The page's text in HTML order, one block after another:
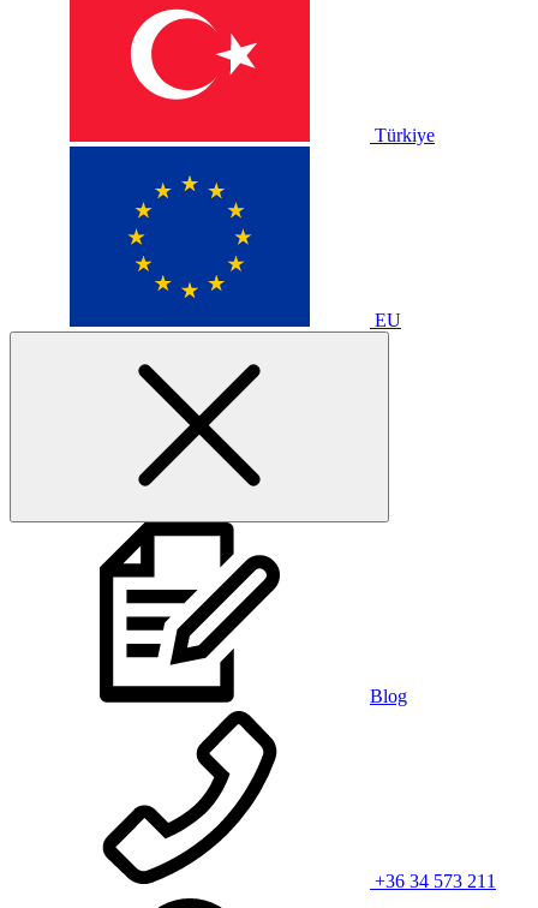
Türkiye
EU
Blog
+36 34 573 211